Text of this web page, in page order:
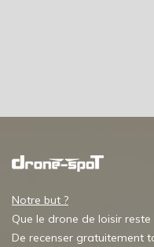
Notre but ?
Que le drone de loisir reste
De recenser gratuitement